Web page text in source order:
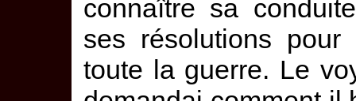
connaître sa
ses résolutions
toute la guerre. Le